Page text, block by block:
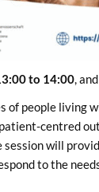
to 14:00,
people living
centred
will
to the